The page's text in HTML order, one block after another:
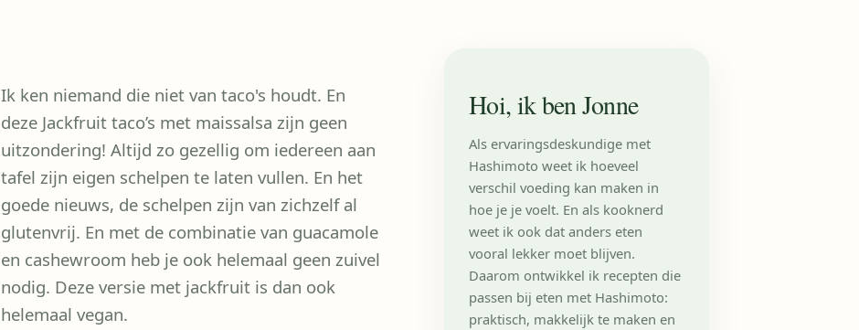
Ik ken niemand die niet van taco's houdt. En
deze Jackfruit taco’s met maissalsa zijn geen
uitzondering! Altijd zo gezellig om iedereen aan
tafel zijn eigen schelpen te laten vullen. En het
goede nieuws, de schelpen zijn van zichzelf al
glutenvrij. En met de combinatie van guacamole
en cashewroom heb je ook helemaal geen zuivel
nodig. Deze versie met jackfruit is dan ook
helemaal vegan.
Hoi, ik ben Jonne
Als ervaringsdeskundige met
Hashimoto weet ik hoeveel
verschil voeding kan maken in
hoe je je voelt. En als kooknerd
weet ik ook dat anders eten
vooral lekker moet blijven.
Daarom ontwikkel ik recepten die
passen bij eten met Hashimoto:
praktisch, makkelijk te maken en